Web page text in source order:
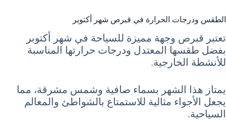
الطقس ودرجات الحرارة في قبرص شهر أكتوبر
تعتبر قبرص وجهة مميزة للسياحة في شهر أكتوبر
بفضل طقسها المعتدل ودرجات حرارتها المناسبة
للأنشطة الخارجية.
يمتاز هذا الشهر بسماء صافية وشمس مشرقة، مما
يجعل الأجواء مثالية للاستمتاع بالشواطئ والمعالم
السياحية.